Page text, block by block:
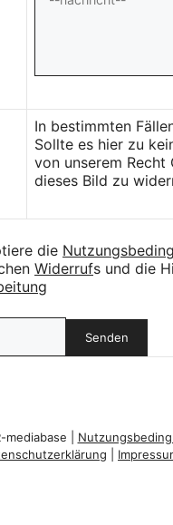
In bestimmten
Sollte es hier zu
von unserem
dieses Bild zu
die
Widerrufs und die
|